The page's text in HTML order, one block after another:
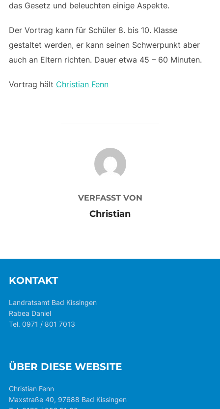
das Gesetz und beleuchten einige Aspekte.
Der Vortrag kann für Schüler 8. bis 10. Klasse
gestaltet werden, er kann seinen Schwerpunkt aber
auch an Eltern richten. Dauer etwa 45 – 60 Minuten.
Vortrag hält Christian Fenn
BEITRAGSAUTOR
VERFASST VON
Christian
KONTAKT
Landratsamt Bad Kissingen
Rabea Daniel
Tel. 0971 / 801 7013
ÜBER DIESE WEBSITE
Christian Fenn
Maxstraße 40, 97688 Bad Kissingen